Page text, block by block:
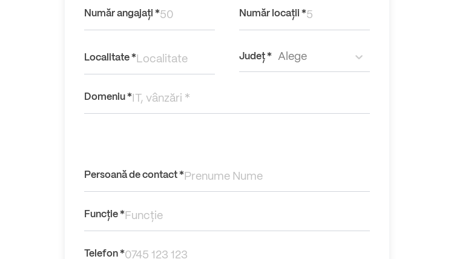
Număr angajați * Număr locații *
Localitate * Județ * Alege
Domeniu *
Persoană de contact *
Funcție *
Telefon *